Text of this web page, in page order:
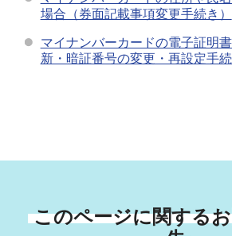
場合（券面記載事項変更手続き）
マイナンバーカードの電子証明
新・暗証番号の変更・再設定手続
このページに関する